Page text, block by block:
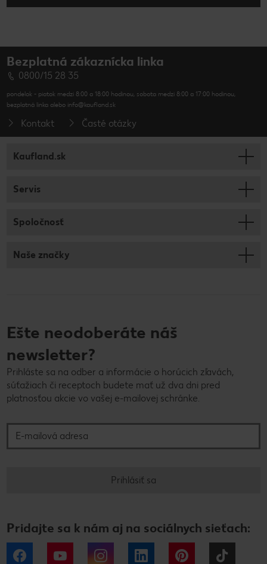
Bezplatná zákaznícka linka
0800/15 28 35
pondelok - piatok medzi 8:00 a 18:00 hodinou, sobota medzi 8:00 a 17:00 hodinou,
bezplatná linka alebo info@kaufland.sk
Kontakt Časté otázky
Kaufland.sk
Servis
Spoločnosť
Naše značky
Ešte neodoberáte náš
newsletter?
Prihláste sa na odber a informácie o horúcich zľavách,
súťažiach či receptoch budete mať už dva dni pred
platnosťou akcie vo vašej e-mailovej schránke.
Prihlásiť sa
Pridajte sa k nám aj na sociálnych sieťach:
Facebook YouTube Instagram LinkedIn Pinterest